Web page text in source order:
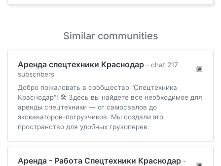
Similar communities
Аренда спецтехники Краснодар - chat 217
subscribers
Добро пожаловать в сообщество "Спецтехника
Краснодар"! 🛠️ Здесь вы найдете все необходимое для
аренды спецтехники — от самосвалов до
экскаваторов-погрузчиков. Мы создали это
пространство для удобных грузоперев
Аренда - Работа Спецтехники Краснодар -